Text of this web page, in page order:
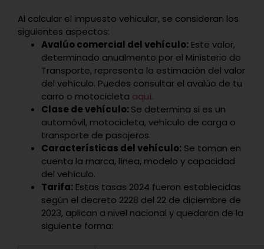
Al calcular el impuesto vehicular, se consideran los
siguientes aspectos:
Avalúo comercial del vehículo: Este valor,
determinado anualmente por el Ministerio de
Transporte, representa la estimación del valor
del vehículo. Puedes consultar el avalúo de tu
carro o motocicleta aquí.
Clase de vehículo:Se determina si es un
automóvil, motocicleta, vehículo de carga o
transporte de pasajeros.
Características del vehículo: Se toman en
cuenta la marca, línea, modelo y capacidad
del vehículo.
Tarifa: Estas tasas 2024 fueron establecidas
según el decreto 2228 del 22 de diciembre de
2023, aplican a nivel nacional y quedaron de la
siguiente forma: